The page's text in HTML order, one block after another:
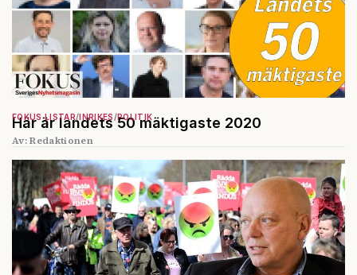
Här är landets 50 mäktigaste 2020
FOKUS LISTAR INRIKES POLITIK
Av: Redaktionen